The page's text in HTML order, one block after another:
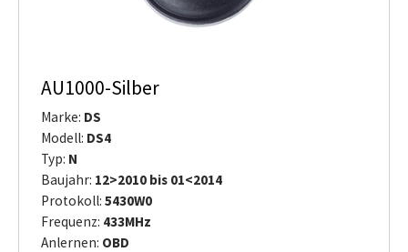
AU1000-Silber
Marke: DS
Modell: DS4
Typ: N
Baujahr: 12>2010 bis 01<2014
Protokoll: 5430W0
Frequenz: 433MHz
Anlernen: OBD